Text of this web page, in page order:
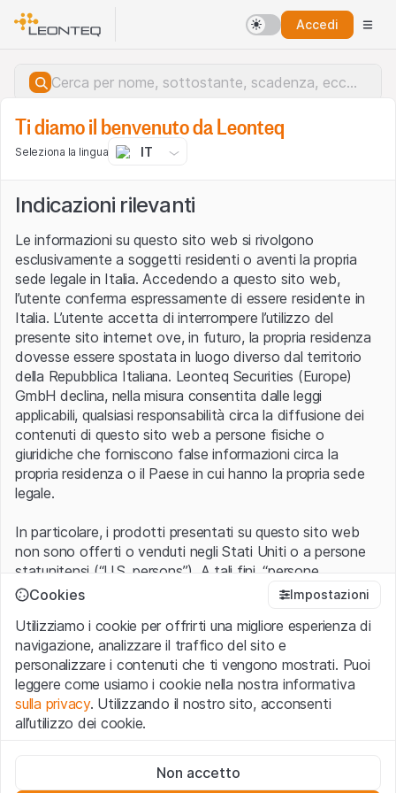
Accedi
Errore del server.
Ti diamo il benvenuto da Leonteq
Seleziona la lingua IT
Indicazioni rilevanti
Le informazioni su questo sito web si rivolgono
esclusivamente a soggetti residenti o aventi la propria
sede legale in Italia. Accedendo a questo sito web,
l’utente conferma espressamente di essere residente in
Italia. L’utente accetta di interrompere l’utilizzo del
presente sito internet ove, in futuro, la propria residenza
dovesse essere spostata in luogo diverso dal territorio
della Repubblica Italiana. Leonteq Securities (Europe)
GmbH declina, nella misura consentita dalle leggi
applicabili, qualsiasi responsabilità circa la diffusione dei
contenuti di questo sito web a persone fisiche o
giuridiche che forniscono false informazioni circa la
propria residenza o il Paese in cui hanno la propria sede
legale.
In particolare, i prodotti presentati su questo sito web
non sono offerti o venduti negli Stati Uniti o a persone
statunitensi (“U.S. persons”). A tali fini, “persone
statunitensi” vanno intese nel significato ad esse ascritto
1933 che include le persone residenti negli Stati Uniti
d’America, le società per azioni e le altre forme societarie
americane.
Condizioni di utilizzo e informazioni legali
Con l’accesso al sito web (di seguito, il “Sito”) si dichiara
avvertenze importanti e le condizioni di utilizzo ivi rese
Cookies Impostazioni
Utilizziamo i cookie per offrirti una migliore esperienza di
navigazione, analizzare il traffico del sito e
personalizzare i contenuti che ti vengono mostrati. Puoi
leggere come usiamo i cookie nella nostra informativa
sulla privacy. Utilizzando il nostro sito, acconsenti
all’utilizzo dei cookie.
Questi cookie sono necessari per il funzionamento del sito
Non accetto